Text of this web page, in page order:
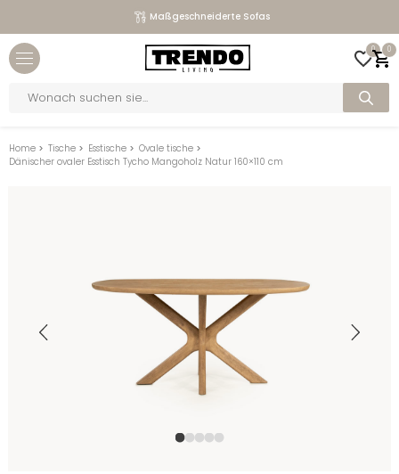
Maßgeschneiderte Sofas
0 0
search
Home > Tische > Esstische > Ovale tische >
Dänischer ovaler Esstisch Tycho Mangoholz Natur 160×110 cm